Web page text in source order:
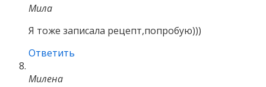
Мила
Я тоже записала рецепт,попробую)))
Ответить
Милена